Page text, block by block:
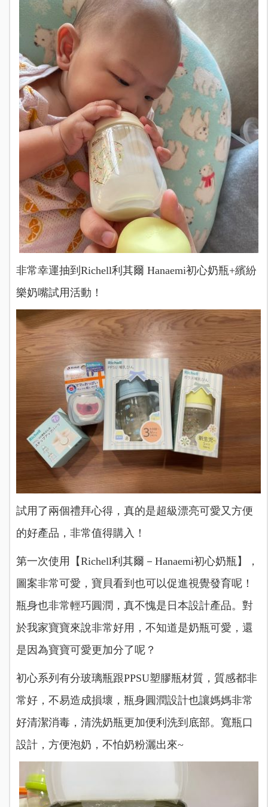
非常幸運抽到Richell利其爾 Hanaemi初心奶瓶+繽紛
樂奶嘴試用活動 ！
試用了兩個禮拜心得，真的是超級漂亮可愛又方便
的好產品，非常值得購入！
第一次使用【Richell利其爾－Hanaemi初心奶瓶】，
圖案非常可愛，寶貝看到也可以促進視覺發育呢！
瓶身也非常輕巧圓潤，真不愧是日本設計產品。 對
於我家寶寶來說非常好用，不知道是奶瓶可愛，還
是因為寶寶可愛更加分了呢？
初心系列有分玻璃瓶跟PPSU塑膠瓶材質，質感都非
常好，不易造成損壞，瓶身圓潤設計也讓媽媽非常
好清潔消毒，清洗奶瓶更加便利洗到底部。寬瓶口
設計，方便泡奶，不怕奶粉灑出來~